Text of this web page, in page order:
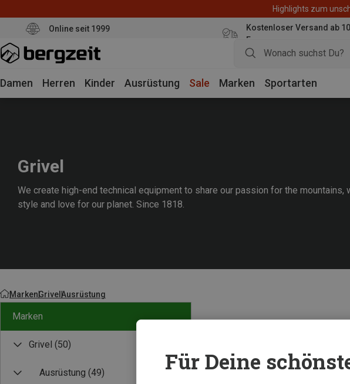
Highlights zum
Online seit 1999
Kostenloser Versand ab
Euro
Damen Herren Kinder Ausrüstung Sale Marken Sportarten
Grivel
We create high-end technical equipment to share our passion for the mountains,
style and love for our planet. Since 1818.
MarkenGrivel Ausrüstung
Marken
Grivel (50)
Ausrüstung (49) Für Deine